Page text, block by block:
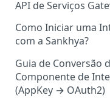
API de Serviços
Camada de
API
Requisições via
Mapeamento de
Como Iniciar uma
com a Sankhya?
Concedendo
Desenvolvedor
Colaboradores
Guia de Conversão
Componente de
(AppKey → OAuth2)